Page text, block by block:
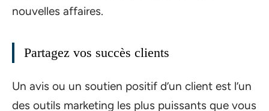
nouvelles affaires.
Partagez vos succès clients
Un avis ou un soutien positif d’un client est l’un
des outils marketing les plus puissants que vous